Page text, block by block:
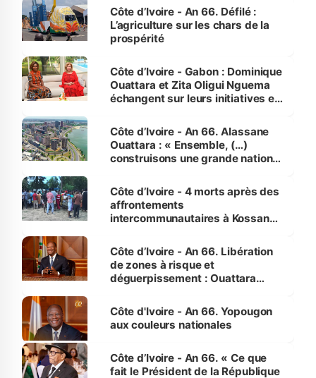
Côte d’Ivoire - An 66. Défilé :
L’agriculture sur les chars de la
prospérité
Côte d’Ivoire - Gabon : Dominique
Ouattara et Zita Oligui Nguema
échangent sur leurs initiatives en
enfants
Côte d’Ivoire - An 66. Alassane
Ouattara : « Ensemble, (…)
construisons une grande nation
générations futures »
Côte d’Ivoire - 4 morts après des
affrontements
intercommunautaires à Kossandji
milieu des sinistrés
Côte d’Ivoire - An 66. Libération
de zones à risque et
déguerpissement : Ouattara
l'Etat de droit pour préserver les
vies humaines »
Côte d'Ivoire - An 66. Yopougon
aux couleurs nationales
Côte d’Ivoire - An 66. « Ce que
fait le Président de la République